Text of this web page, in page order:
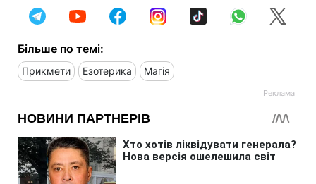
Більше по темі:
Прикмети Езотерика Магія